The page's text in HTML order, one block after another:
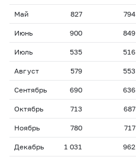
Май 827 794
Июнь 900 849
Июль 535 516
Август 579 553
Сентябрь 690 636
Октябрь 713 687
Ноябрь 780 717
Декабрь 1 031 962